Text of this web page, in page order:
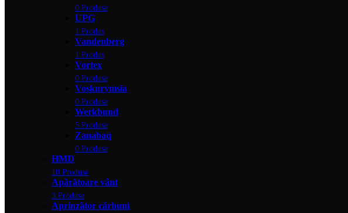
0 Produse
UPG
1 Produs
Vandenberg
1 Produs
Vortex
0 Produse
Voskurymsia
0 Produse
Werkbund
5 Produse
Zanabaq
0 Produse
HMD
10 Produse
Apărătoare vânt
3 Produse
Aprinzător cărbuni